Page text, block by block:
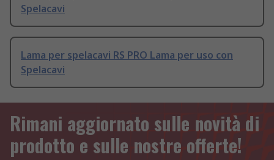
Spelacavi
Lama per spelacavi RS PRO Lama per uso con
Spelacavi
Rimani aggiornato sulle novità di
prodotto e sulle nostre offerte!